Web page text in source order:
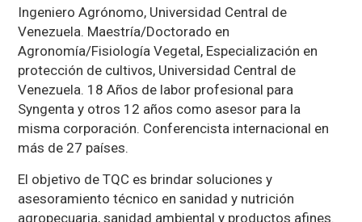
Ingeniero Agrónomo, Universidad Central de
Venezuela. Maestría/Doctorado en
Agronomía/Fisiología Vegetal, Especialización en
protección de cultivos, Universidad Central de
Venezuela. 18 Años de labor profesional para
Syngenta y otros 12 años como asesor para la
misma corporación. Conferencista internacional en
más de 27 países.
El objetivo de TQC es brindar soluciones y
asesoramiento técnico en sanidad y nutrición
agropecuaria, sanidad ambiental y productos afines.